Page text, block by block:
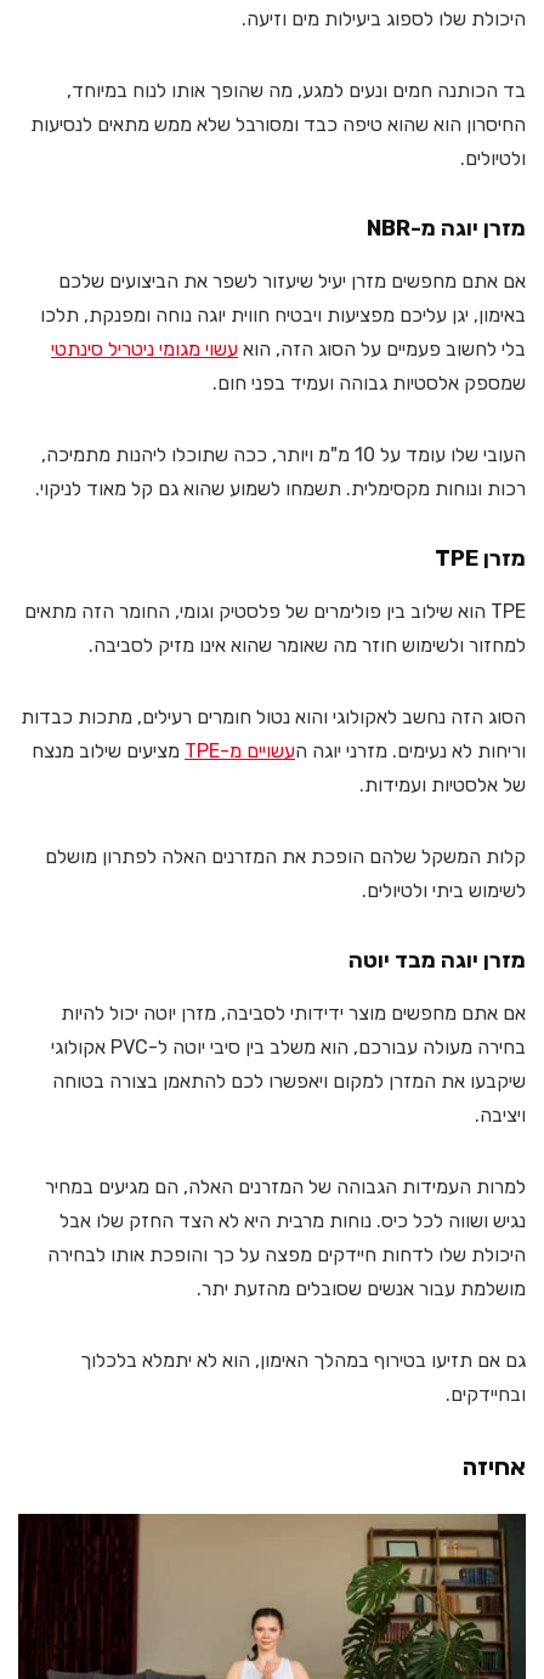
היכולת שלו לספוג ביעילות מים וזיעה.
בד הכותנה חמים ונעים למגע, מה שהופך אותו לנוח במיוחד,
החיסרון הוא שהוא טיפה כבד ומסורבל שלא ממש מתאים לנסיעות
ולטיולים.
מזרן יוגה מ-NBR
אם אתם מחפשים מזרן יעיל שיעזור לשפר את הביצועים שלכם
באימון, יגן עליכם מפציעות ויבטיח חווית יוגה נוחה ומפנקת, תלכו
בלי לחשוב פעמיים על הסוג הזה, הוא עשוי מגומי ניטריל סינתטי
שמספק אלסטיות גבוהה ועמיד בפני חום.
העובי שלו עומד על 10 מ"מ ויותר, ככה שתוכלו ליהנות מתמיכה,
רכות ונוחות מקסימלית. תשמחו לשמוע שהוא גם קל מאוד לניקוי.
מזרן TPE
TPE הוא שילוב בין פולימרים של פלסטיק וגומי, החומר הזה מתאים
למחזור ולשימוש חוזר מה שאומר שהוא אינו מזיק לסביבה.
הסוג הזה נחשב לאקולוגי והוא נטול חומרים רעילים, מתכות כבדות
וריחות לא נעימים. מזרני יוגה העשויים מ-TPE
מציעים שילוב מנצח
של אלסטיות ועמידות.
קלות המשקל שלהם הופכת את המזרנים האלה לפתרון מושלם
לשימוש ביתי ולטיולים.
מזרן יוגה מבד יוטה
אם אתם מחפשים מוצר ידידותי לסביבה, מזרן יוטה יכול להיות
בחירה מעולה עבורכם, הוא משלב בין סיבי יוטה ל-PVC אקולוגי
שיקבעו את המזרן למקום ויאפשרו לכם להתאמן בצורה בטוחה
ויציבה.
למרות העמידות הגבוהה של המזרנים האלה, הם מגיעים במחיר
נגיש ושווה לכל כיס. נוחות מרבית היא לא הצד החזק שלו אבל
היכולת שלו לדחות חיידקים מפצה על כך והופכת אותו לבחירה
מושלמת עבור אנשים שסובלים מהזעת יתר.
גם אם תזיעו בטירוף במהלך האימון, הוא לא יתמלא בלכלוך
ובחיידקים.
אחיזה